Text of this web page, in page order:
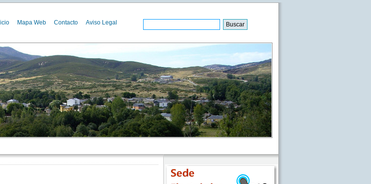
Mapa Web Contacto Aviso Legal